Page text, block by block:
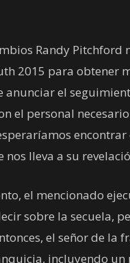
Randy
2015 para
anunciar el
el personal
encontrar
lleva a su
el mencionado
sobre la secuela,
el señor de
incluyendo